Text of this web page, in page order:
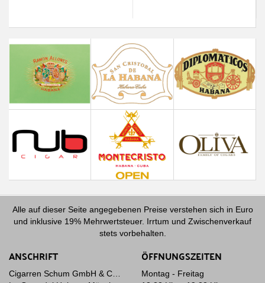
Alle auf dieser Seite angegebenen Preise verstehen sich in Euro
und inklusive 19% Mehrwertsteuer. Irrtum und Zwischenverkauf
stets vorbehalten.
ANSCHRIFT
Cigarren Schum GmbH & Co. KG
ÖFFNUNGSZEITEN
Montag - Freitag